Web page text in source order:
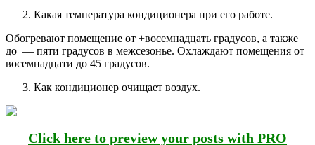
Какая температура кондиционера при его работе.
Обогревают помещение от +восемнадцать градусов, а также
до — пяти градусов в межсезонье. Охлаждают помещения от
восемнадцати до 45 градусов.
Как кондиционер очищает воздух.
Click here to preview your posts with PRO